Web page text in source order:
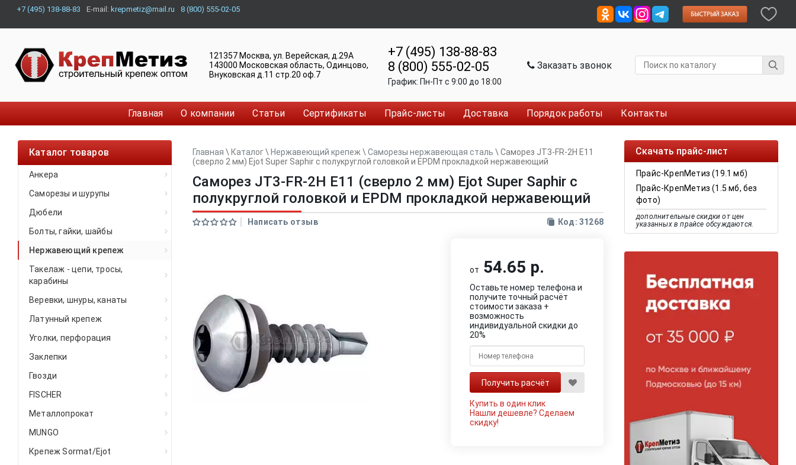
+7 (495) 138-88-83 E-mail: krepmetiz@mail.ru 8 (800) 555-02-05
121357 Москва, ул. Верейская, д.29А
143000 Московская область, Одинцово,
Внуковская д.11 стр.20 оф.7
+7 (495) 138-88-83
8 (800) 555-02-05
График: Пн-Пт c 9:00 до 18:00
Заказать звонок
Главная О компании Статьи Сертификаты Прайс-листы Доставка Порядок работы Контакты
Каталог товаров
Анкера
Саморезы и шурупы
Дюбели
Болты, гайки, шайбы
Нержавеющий крепеж
Такелаж - цепи, тросы,
карабины
Веревки, шнуры, канаты
Латунный крепеж
Уголки, перфорация
Заклепки
Гвозди
FISCHER
Металлопрокат
MUNGO
Крепеж Sormat/Ejot
Скачать прайс-лист
Прайс-КрепМетиз (19.1 мб)
Прайс-КрепМетиз (1.5 мб, без
фото)
дополнительные скидки от цен
указанных в прайсе обсуждаются.
Главная \ Каталог\ Нержавеющий крепеж \ Саморезы нержавеющая сталь \ Саморез JT3-FR-2H E11
(сверло 2 мм) Ejot Super Saphir с полукруглой головкой и EPDM прокладкой нержавеющий
Саморез JT3-FR-2H E11 (сверло 2 мм) Ejot Super Saphir с
полукруглой головкой и EPDM прокладкой нержавеющий
Написать отзыв Код: 31268
от 54.65 р.
Оставьте номер телефона и
получите точный расчёт
стоимости заказа +
возможность
индивидуальной скидки до
20%
Купить в один клик
Нашли дешевле?Сделаем
скидку!